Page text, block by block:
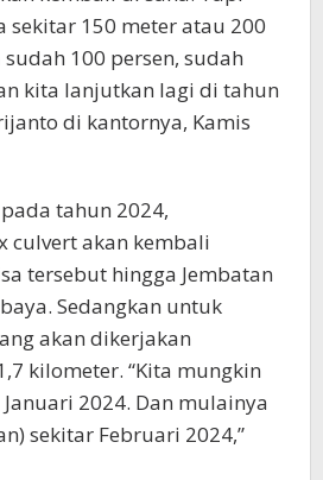
sekitar 150 meter atau 200
100 persen, sudah
kita lanjutkan lagi di tahun
di kantornya, Kamis
tahun 2024,
culvert akan kembali
tersebut hingga Jembatan
Sedangkan untuk
akan dikerjakan
kilometer. “Kita mungkin
2024. Dan mulainya
sekitar Februari 2024,”